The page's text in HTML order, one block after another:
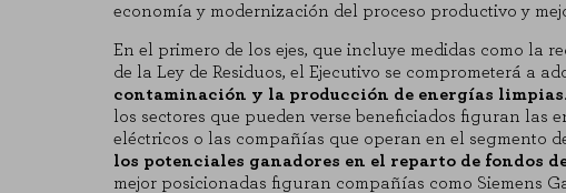
economía y modernización del proceso productivo y
En el primero de los ejes, que incluye medidas como la
de la Ley de Residuos, el Ejecutivo se comprometerá a
contaminación y la producción de energías limpias
los sectores que pueden verse beneficiados figuran las
eléctricos o las compañías que operan en el segmento
los potenciales ganadores en el reparto de fondos
mejor posicionadas figuran compañías como Siemens